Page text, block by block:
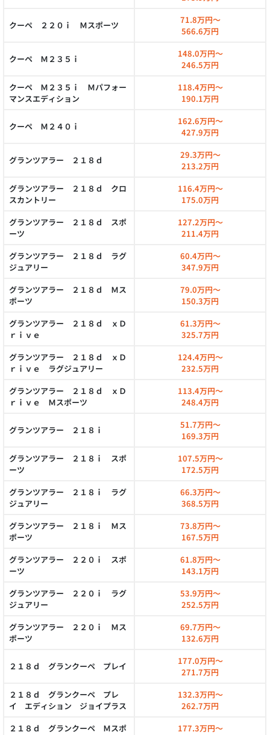
クーペ ２２０ｉ Ｍスポーツ
71.8万円～
566.6万円
クーペ Ｍ２３５ｉ
148.0万円～
246.5万円
クーペ Ｍ２３５ｉ Ｍパフォー
マンスエディション
118.4万円～
190.1万円
クーペ Ｍ２４０ｉ
162.6万円～
427.9万円
グランツアラー ２１８ｄ
29.3万円～
213.2万円
グランツアラー ２１８ｄ クロ
スカントリー
116.4万円～
175.0万円
グランツアラー ２１８ｄ スポ
ーツ
127.2万円～
211.4万円
グランツアラー ２１８ｄ ラグ
ジュアリー
60.4万円～
347.9万円
グランツアラー ２１８ｄ Ｍス
ポーツ
79.0万円～
150.3万円
グランツアラー ２１８ｄ ｘＤ
ｒｉｖｅ
61.3万円～
325.7万円
グランツアラー ２１８ｄ ｘＤ
ｒｉｖｅ ラグジュアリー
124.4万円～
232.5万円
グランツアラー ２１８ｄ ｘＤ
ｒｉｖｅ Ｍスポーツ
113.4万円～
248.4万円
グランツアラー ２１８ｉ
51.7万円～
169.3万円
グランツアラー ２１８ｉ スポ
ーツ
107.5万円～
172.5万円
グランツアラー ２１８ｉ ラグ
ジュアリー
66.3万円～
368.5万円
グランツアラー ２１８ｉ Ｍス
ポーツ
73.8万円～
167.5万円
グランツアラー ２２０ｉ スポ
ーツ
61.8万円～
143.1万円
グランツアラー ２２０ｉ ラグ
ジュアリー
53.9万円～
252.5万円
グランツアラー ２２０ｉ Ｍス
ポーツ
69.7万円～
132.6万円
２１８ｄ グランクーペ プレイ
177.0万円～
271.7万円
２１８ｄ グランクーペ プレ
イ エディション ジョイプラス
132.3万円～
262.7万円
２１８ｄ グランクーペ Ｍスポ
177.3万円～